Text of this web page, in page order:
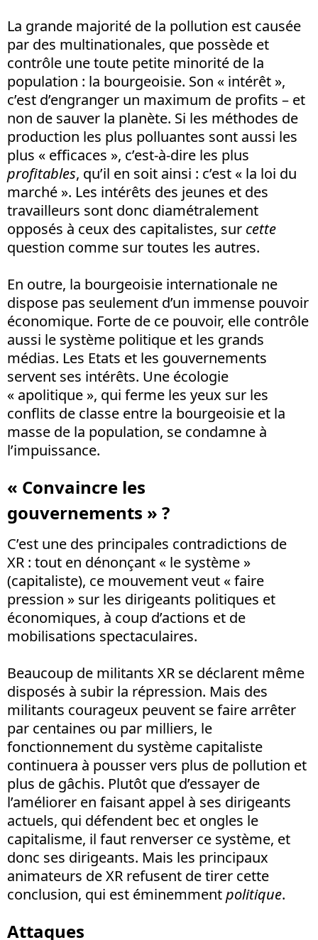
La grande majorité de la pollution est causée
par des multinationales, que possède et
contrôle une toute petite minorité de la
population : la bourgeoisie. Son « intérêt »,
c’est d’engranger un maximum de profits – et
non de sauver la planète. Si les méthodes de
production les plus polluantes sont aussi les
plus « efficaces », c’est-à-dire les plus
profitables, qu’il en soit ainsi : c’est « la loi du
marché ». Les intérêts des jeunes et des
travailleurs sont donc diamétralement
opposés à ceux des capitalistes, sur cette
question comme sur toutes les autres.
En outre, la bourgeoisie internationale ne
dispose pas seulement d’un immense pouvoir
économique. Forte de ce pouvoir, elle contrôle
aussi le système politique et les grands
médias. Les Etats et les gouvernements
servent ses intérêts. Une écologie
« apolitique », qui ferme les yeux sur les
conflits de classe entre la bourgeoisie et la
masse de la population, se condamne à
l’impuissance.
« Convaincre les
gouvernements » ?
C’est une des principales contradictions de
XR : tout en dénonçant « le système »
(capitaliste), ce mouvement veut « faire
pression » sur les dirigeants politiques et
économiques, à coup d’actions et de
mobilisations spectaculaires.
Beaucoup de militants XR se déclarent même
disposés à subir la répression. Mais des
militants courageux peuvent se faire arrêter
par centaines ou par milliers, le
fonctionnement du système capitaliste
continuera à pousser vers plus de pollution et
plus de gâchis. Plutôt que d’essayer de
l’améliorer en faisant appel à ses dirigeants
actuels, qui défendent bec et ongles le
capitalisme, il faut renverser ce système, et
donc ses dirigeants. Mais les principaux
animateurs de XR refusent de tirer cette
conclusion, qui est éminemmentpolitique.
Attaques